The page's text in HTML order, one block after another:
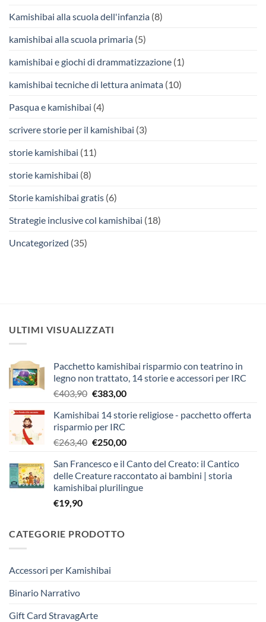
Kamishibai alla scuola dell'infanzia (8)
kamishibai alla scuola primaria (5)
kamishibai e giochi di drammatizzazione (1)
kamishibai tecniche di lettura animata (10)
Pasqua e kamishibai (4)
scrivere storie per il kamishibai (3)
storie kamishibai (11)
storie kamishibai (8)
Storie kamishibai gratis (6)
Strategie inclusive col kamishibai (18)
Uncategorized (35)
ULTIMI VISUALIZZATI
Pacchetto kamishibai risparmio con teatrino in
legno non trattato, 14 storie e accessori per IRC
€403,90 Il
originale
era:
€403,90.
€383,00Il
attuale
€383,00.
Kamishibai 14 storie religiose - pacchetto offerta
risparmio per IRC
€263,40 Il
originale
era:
€263,40.
€250,00Il
attuale
è:
€250,00.
San Francesco e il Canto del Creato: il Cantico
delle Creature raccontato ai bambini | storia
kamishibai plurilingue
€19,90
CATEGORIE PRODOTTO
Accessori per Kamishibai
Binario Narrativo
Gift Card StravagArte